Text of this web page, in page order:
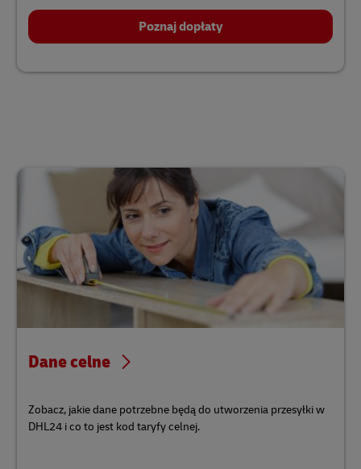
Poznaj dopłaty
Dane celne
Zobacz, jakie dane potrzebne będą do utworzenia przesyłki w
DHL24 i co to jest kod taryfy celnej.